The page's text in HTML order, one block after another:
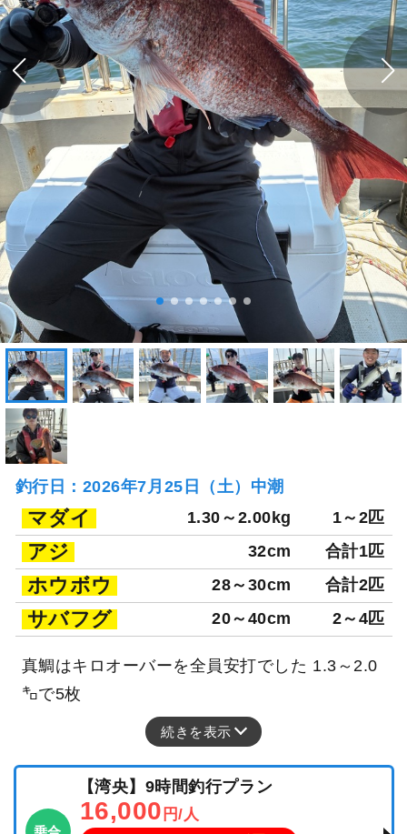
釣行日：2026年7月25日（土）中潮
マダイ 1.30～2.00kg 1～2匹
アジ 32cm 合計1匹
ホウボウ 28～30cm 合計2匹
サバフグ 20～40cm 2～4匹
真鯛はキロオーバーを全員安打でした 1.3～2.0
㌔で5枚
続きを表示
【湾央】9時間釣行プラン
16,000 円/人